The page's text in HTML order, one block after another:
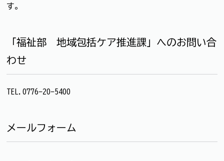
す。
「福祉部 地域包括ケア推進課」へのお問い合
わせ
TEL.0776-20-5400
メールフォーム